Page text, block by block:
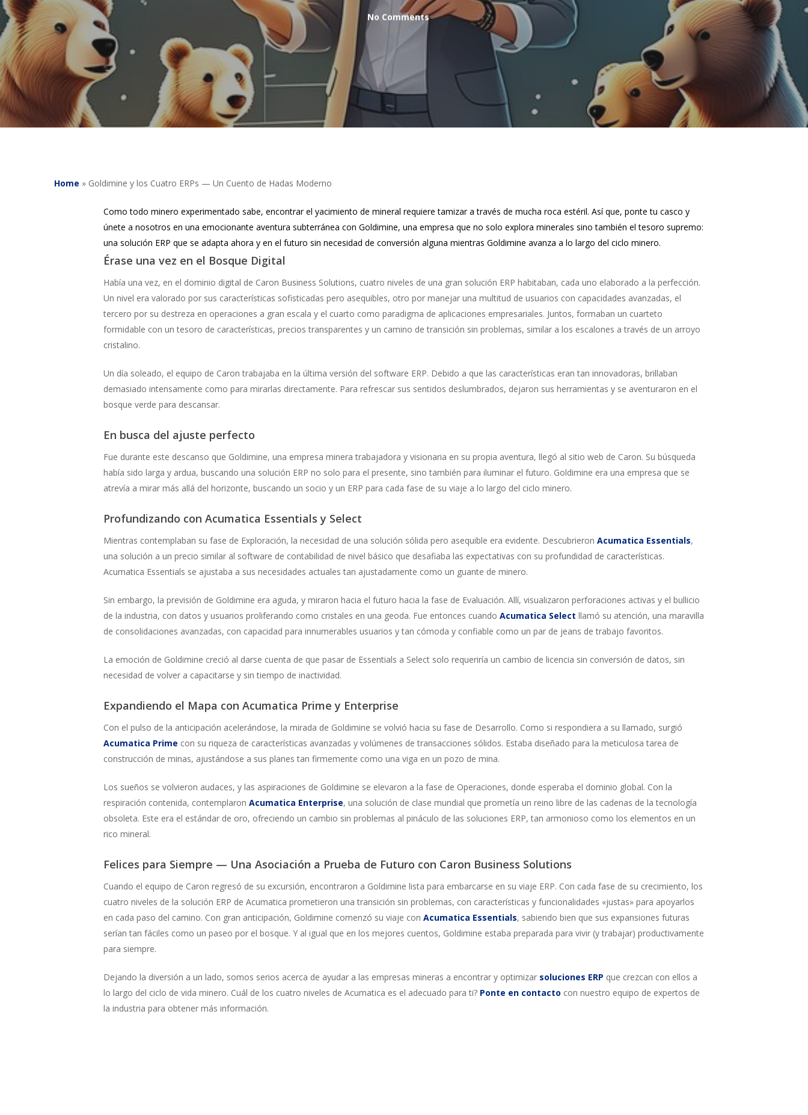
No Comments
Home » Goldimine y los Cuatro ERPs — Un Cuento de Hadas Moderno
Como todo minero experimentado sabe, encontrar el yacimiento de mineral requiere tamizar a través de mucha roca estéril. Así que, ponte tu casco y
únete a nosotros en una emocionante aventura subterránea con Goldimine, una empresa que no solo explora minerales sino también el tesoro supremo:
una solución ERP que se adapta ahora y en el futuro sin necesidad de conversión alguna mientras Goldimine avanza a lo largo del ciclo minero.
Érase una vez en el Bosque Digital
Había una vez, en el dominio digital de Caron Business Solutions, cuatro niveles de una gran solución ERP habitaban, cada uno elaborado a la perfección.
Un nivel era valorado por sus características sofisticadas pero asequibles, otro por manejar una multitud de usuarios con capacidades avanzadas, el
tercero por su destreza en operaciones a gran escala y el cuarto como paradigma de aplicaciones empresariales. Juntos, formaban un cuarteto
formidable con un tesoro de características, precios transparentes y un camino de transición sin problemas, similar a los escalones a través de un arroyo
cristalino.
Un día soleado, el equipo de Caron trabajaba en la última versión del software ERP. Debido a que las características eran tan innovadoras, brillaban
demasiado intensamente como para mirarlas directamente. Para refrescar sus sentidos deslumbrados, dejaron sus herramientas y se aventuraron en el
bosque verde para descansar.
En busca del ajuste perfecto
Fue durante este descanso que Goldimine, una empresa minera trabajadora y visionaria en su propia aventura, llegó al sitio web de Caron. Su búsqueda
había sido larga y ardua, buscando una solución ERP no solo para el presente, sino también para iluminar el futuro. Goldimine era una empresa que se
atrevía a mirar más allá del horizonte, buscando un socio y un ERP para cada fase de su viaje a lo largo del ciclo minero.
Profundizando con Acumatica Essentials y Select
Mientras contemplaban su fase de Exploración, la necesidad de una solución sólida pero asequible era evidente. Descubrieron Acumatica Essentials,
una solución a un precio similar al software de contabilidad de nivel básico que desafiaba las expectativas con su profundidad de características.
Acumatica Essentials se ajustaba a sus necesidades actuales tan ajustadamente como un guante de minero.
Sin embargo, la previsión de Goldimine era aguda, y miraron hacia el futuro hacia la fase de Evaluación. Allí, visualizaron perforaciones activas y el bullicio
de la industria, con datos y usuarios proliferando como cristales en una geoda. Fue entonces cuando Acumatica Select llamó su atención, una maravilla
de consolidaciones avanzadas, con capacidad para innumerables usuarios y tan cómoda y confiable como un par de jeans de trabajo favoritos.
La emoción de Goldimine creció al darse cuenta de que pasar de Essentials a Select solo requeriría un cambio de licencia sin conversión de datos, sin
necesidad de volver a capacitarse y sin tiempo de inactividad.
Expandiendo el Mapa con Acumatica Prime y Enterprise
Con el pulso de la anticipación acelerándose, la mirada de Goldimine se volvió hacia su fase de Desarrollo. Como si respondiera a su llamado, surgió
Acumatica Prime con su riqueza de características avanzadas y volúmenes de transacciones sólidos. Estaba diseñado para la meticulosa tarea de
construcción de minas, ajustándose a sus planes tan firmemente como una viga en un pozo de mina.
Los sueños se volvieron audaces, y las aspiraciones de Goldimine se elevaron a la fase de Operaciones, donde esperaba el dominio global. Con la
respiración contenida, contemplaron Acumatica Enterprise, una solución de clase mundial que prometía un reino libre de las cadenas de la tecnología
obsoleta. Este era el estándar de oro, ofreciendo un cambio sin problemas al pináculo de las soluciones ERP, tan armonioso como los elementos en un
rico mineral.
Felices para Siempre — Una Asociación a Prueba de Futuro con Caron Business Solutions
Cuando el equipo de Caron regresó de su excursión, encontraron a Goldimine lista para embarcarse en su viaje ERP. Con cada fase de su crecimiento, los
cuatro niveles de la solución ERP de Acumatica prometieron una transición sin problemas, con características y funcionalidades «justas» para apoyarlos
en cada paso del camino. Con gran anticipación, Goldimine comenzó su viaje con Acumatica Essentials, sabiendo bien que sus expansiones futuras
serían tan fáciles como un paseo por el bosque. Y al igual que en los mejores cuentos, Goldimine estaba preparada para vivir (y trabajar) productivamente
para siempre.
Dejando la diversión a un lado, somos serios acerca de ayudar a las empresas mineras a encontrar y optimizar soluciones ERP que crezcan con ellos a
lo largo del ciclo de vida minero. Cuál de los cuatro niveles de Acumatica es el adecuado para ti? Ponte en contacto con nuestro equipo de expertos de
la industria para obtener más información.